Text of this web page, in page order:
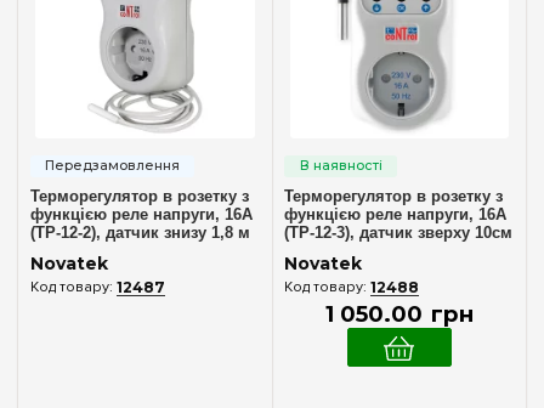
Терморегулятор в розетку з
функцією реле напруги, 16А
(ТР-12-2), датчик знизу 1,8 м
Novatek
12487
Терморегулятор в розетку з
функцією реле напруги, 16А
(ТР-12-3), датчик зверху 10см
Novatek
12488
1 050.00 грн